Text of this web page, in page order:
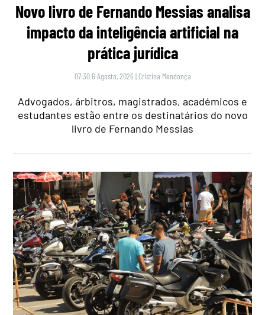
Novo livro de Fernando Messias analisa
impacto da inteligência artificial na
prática jurídica
07:30 6 Agosto, 2026 | Cristina Mendonça
Advogados, árbitros, magistrados, académicos e
estudantes estão entre os destinatários do novo
livro de Fernando Messias